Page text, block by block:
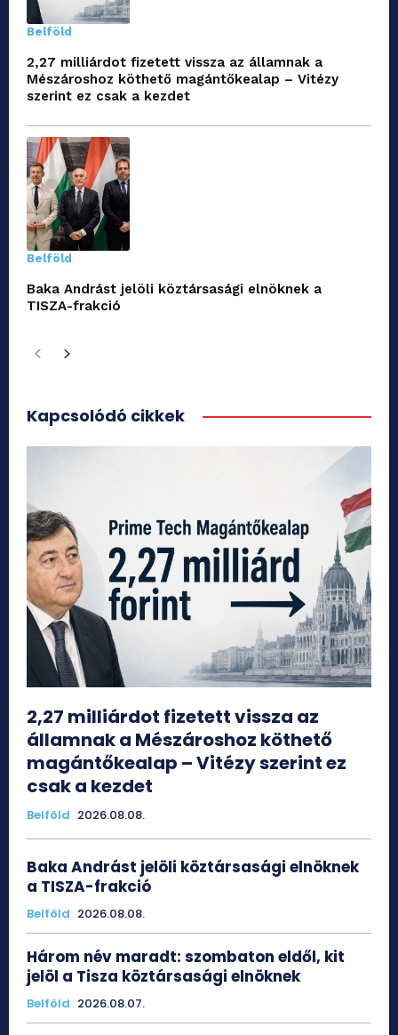
Belföld
2,27 milliárdot fizetett vissza az államnak a
Mészároshoz köthető magántőkealap – Vitézy
szerint ez csak a kezdet
Belföld
Baka Andrást jelöli köztársasági elnöknek a
TISZA-frakció
Kapcsolódó cikkek
2,27 milliárdot fizetett vissza az
államnak a Mészároshoz köthető
magántőkealap – Vitézy szerint ez
csak a kezdet
Belföld 2026.08.08.
Baka Andrást jelöli köztársasági elnöknek
a TISZA-frakció
Belföld 2026.08.08.
Három név maradt: szombaton eldől, kit
jelöl a Tisza köztársasági elnöknek
Belföld 2026.08.07.